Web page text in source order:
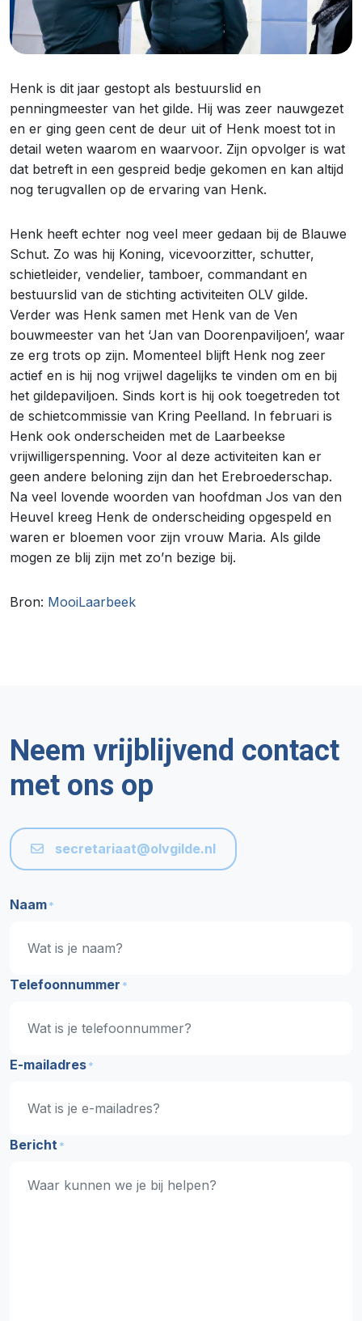
Henk is dit jaar gestopt als bestuurslid en
penningmeester van het gilde. Hij was zeer nauwgezet
en er ging geen cent de deur uit of Henk moest tot in
detail weten waarom en waarvoor. Zijn opvolger is wat
dat betreft in een gespreid bedje gekomen en kan altijd
nog terugvallen op de ervaring van Henk.
Henk heeft echter nog veel meer gedaan bij de Blauwe
Schut. Zo was hij Koning, vicevoorzitter, schutter,
schietleider, vendelier, tamboer, commandant en
bestuurslid van de stichting activiteiten OLV gilde.
Verder was Henk samen met Henk van de Ven
bouwmeester van het ‘Jan van Doorenpaviljoen’, waar
ze erg trots op zijn. Momenteel blijft Henk nog zeer
actief en is hij nog vrijwel dagelijks te vinden om en bij
het gildepaviljoen. Sinds kort is hij ook toegetreden tot
de schietcommissie van Kring Peelland. In februari is
Henk ook onderscheiden met de Laarbeekse
vrijwilligerspenning. Voor al deze activiteiten kan er
geen andere beloning zijn dan het Erebroederschap.
Na veel lovende woorden van hoofdman Jos van den
Heuvel kreeg Henk de onderscheiding opgespeld en
waren er bloemen voor zijn vrouw Maria. Als gilde
mogen ze blij zijn met zo’n bezige bij.
Bron: MooiLaarbeek
Neem vrijblijvend contact
met ons op
secretariaat@olvgilde.nl
Naam*
Telefoonnummer *
E-mailadres*
Bericht *